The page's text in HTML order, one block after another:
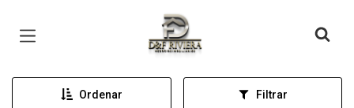
Página inicial
Ordenar Filtrar